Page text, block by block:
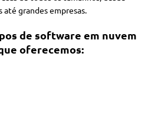
até grandes empresas.
de software em nuvem
oferecemos: